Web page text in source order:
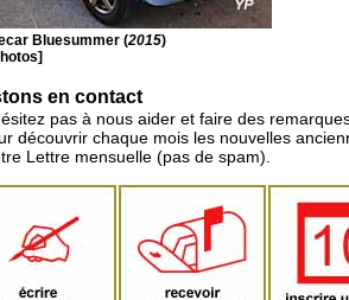
Bluesummer (2015)
en contact
pas à nous aider et faire des
découvrir chaque mois les nouvelles
Lettre mensuelle (pas de spam).